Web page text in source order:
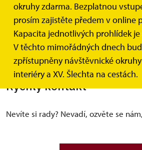
okruhy zdarma. Bezplatnou
prosím zajistěte předem v online
Kapacita jednotlivých prohlídek je
V těchto mimořádných dnech
zpřístupněny návštěvnické
interiéry a XV. Šlechta na cestách.
Koncert Jiřího Stivína
17. 5. 2013
Rychlý kontakt
Nevíte si rady? Nevadí, ozvěte se